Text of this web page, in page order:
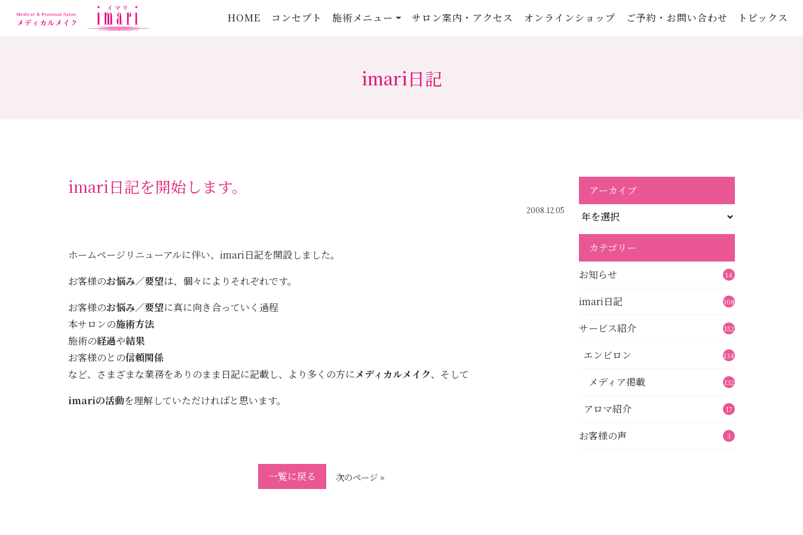
HOME コンセプト 施術メニュー サロン案内・アクセス オンラインショップ ご予約・お問い合わせ トピックス
imari日記
imari日記を開始します。
2008.12.05
ホームページリニューアルに伴い、imari日記を開設しました。
お客様のお悩み／要望は、個々によりそれぞれです。
お客様のお悩み／要望に真に向き合っていく過程
本サロンの施術方法
施術の経過や結果
お客様のとの信頼関係
など、さまざまな業務をありのまま日記に記載し、より多くの方にメディカルメイク、そして
imariの活動を理解していただければと思います。
一覧に戻る 次のページ »
アーカイブ
カテゴリー
お知らせ
14
imari日記 308
サービス紹介 152
エンビロン 134
メディア掲載 132
アロマ紹介 17
お客様の声 3